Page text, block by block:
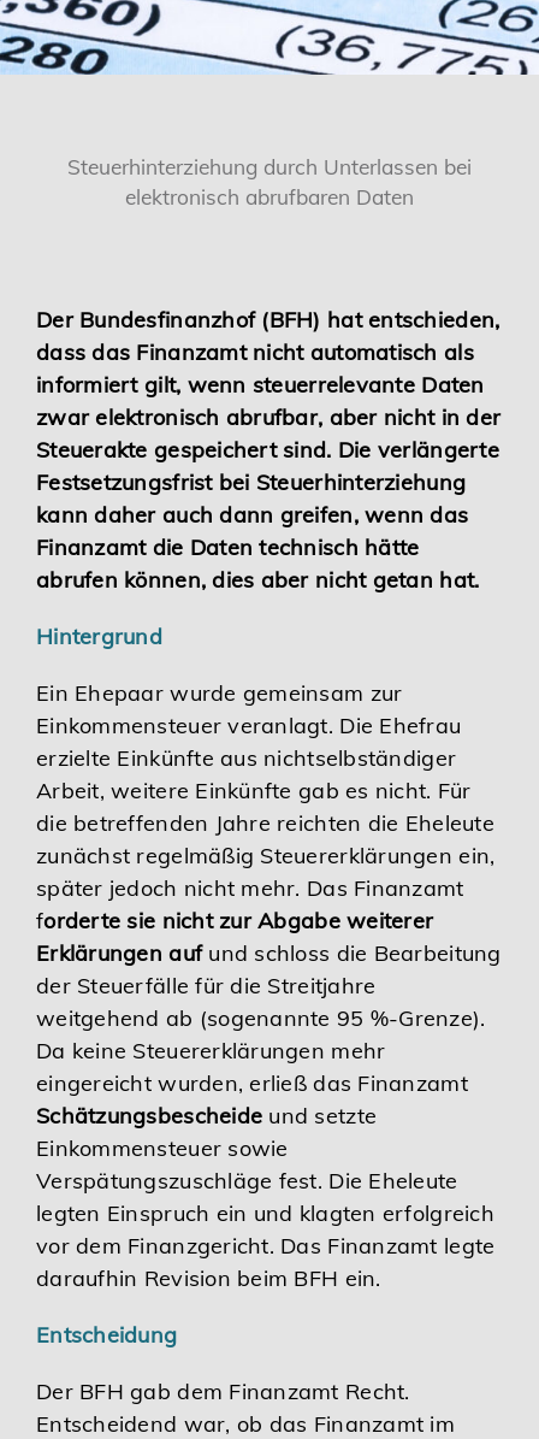
Karriere
Steuerhinterziehung durch Unterlassen bei
elektronisch abrufbaren Daten
Der Bundesfinanzhof (BFH) hat entschieden,
dass das Finanzamt nicht automatisch als
informiert gilt, wenn steuerrelevante Daten
zwar elektronisch abrufbar, aber nicht in der
Steuerakte gespeichert sind. Die verlängerte
Festsetzungsfrist bei Steuerhinterziehung
kann daher auch dann greifen, wenn das
Finanzamt die Daten technisch hätte
abrufen können, dies aber nicht getan hat.
Hintergrund
Ein Ehepaar wurde gemeinsam zur
Einkommensteuer veranlagt. Die Ehefrau
erzielte Einkünfte aus nichtselbständiger
Arbeit, weitere Einkünfte gab es nicht. Für
die betreffenden Jahre reichten die Eheleute
zunächst regelmäßig Steuererklärungen ein,
später jedoch nicht mehr. Das Finanzamt
forderte sie nicht zur Abgabe weiterer
Erklärungen aufund schloss die Bearbeitung
der Steuerfälle für die Streitjahre
weitgehend ab (sogenannte 95 %-Grenze).
Da keine Steuererklärungen mehr
eingereicht wurden, erließ das Finanzamt
Schätzungsbescheide und setzte
Einkommensteuer sowie
Verspätungszuschläge fest. Die Eheleute
legten Einspruch ein und klagten erfolgreich
vor dem Finanzgericht. Das Finanzamt legte
daraufhin Revision beim BFH ein.
Entscheidung
Der BFH gab dem Finanzamt Recht.
Entscheidend war, ob das Finanzamt im